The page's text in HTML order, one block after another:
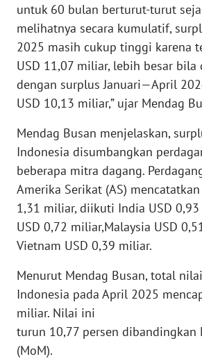
untuk 60 bulan berturut-turut
melihatnya secara kumulatif,
2025 masih cukup tinggi karena
USD 11,07 miliar, lebih besar
dengan surplus Januari—April
USD 10,13 miliar,” ujar Mendag
Mendag Busan menjelaskan,
Indonesia disumbangkan
beberapa mitra dagang.
Amerika Serikat (AS)
1,31 miliar, diikuti India USD
USD 0,72 miliar,Malaysia USD
Vietnam USD 0,39 miliar.
Menurut Mendag Busan, total nilai
Indonesia pada April 2025
miliar. Nilai ini
turun 10,77 persen dibandingkan
(MoM).
KARIR
DISCLAIMER
Wahana
Regional
SUMUT
WN
JAKARTA
JABAR
WN
BANTEN